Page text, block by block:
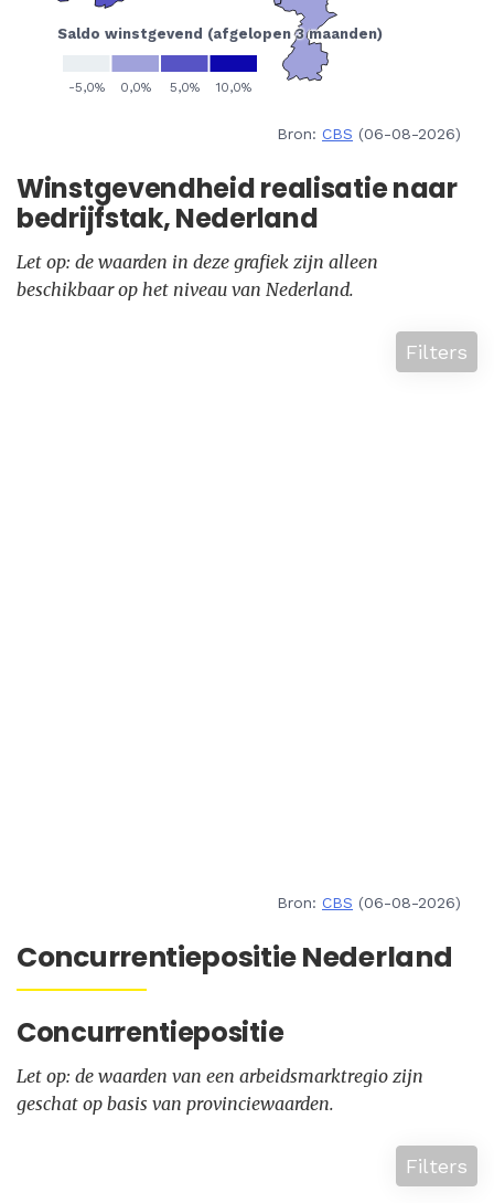
Bron: CBS (06-08-2026)
Winstgevendheid realisatie naar
bedrijfstak, Nederland
Let op: de waarden in deze grafiek zijn alleen
beschikbaar op het niveau van Nederland.
Filters
Bron: CBS (06-08-2026)
Concurrentiepositie Nederland
Concurrentiepositie
Let op: de waarden van een arbeidsmarktregio zijn
geschat op basis van provinciewaarden.
Filters